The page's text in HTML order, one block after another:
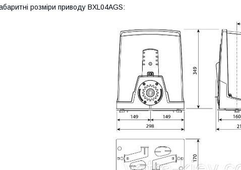
розміри приводу BXL04AGS: